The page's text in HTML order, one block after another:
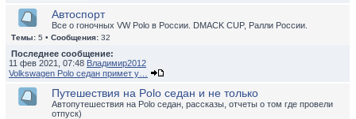
Автоспорт
Все о гоночных VW Polo в России. DMACK CUP, Ралли России.
Темы: 5 • Сообщения: 32
Последнее сообщение:
11 фев 2021, 07:48 Владимир2012
Volkswagen Polo седан примет у…
Путешествия на Polo седан и не только
Автопутешествия на Polo седан, рассказы, отчеты о том где провели
отпуск)